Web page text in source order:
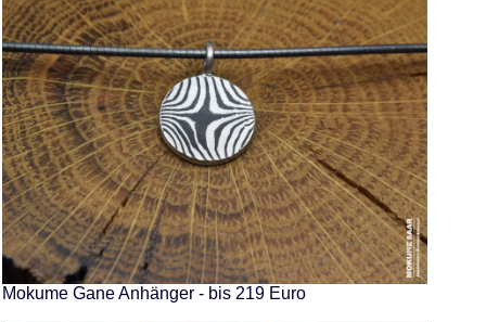
Mokume Gane Anhänger - bis 219 Euro